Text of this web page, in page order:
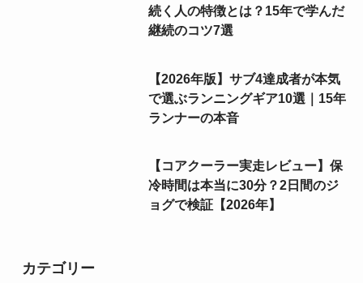
続く人の特徴とは？15年で学んだ
継続のコツ7選
【2026年版】サブ4達成者が本気
で選ぶランニングギア10選｜15年
ランナーの本音
【コアクーラー実走レビュー】保
冷時間は本当に30分？2日間のジ
ョグで検証【2026年】
カテゴリー